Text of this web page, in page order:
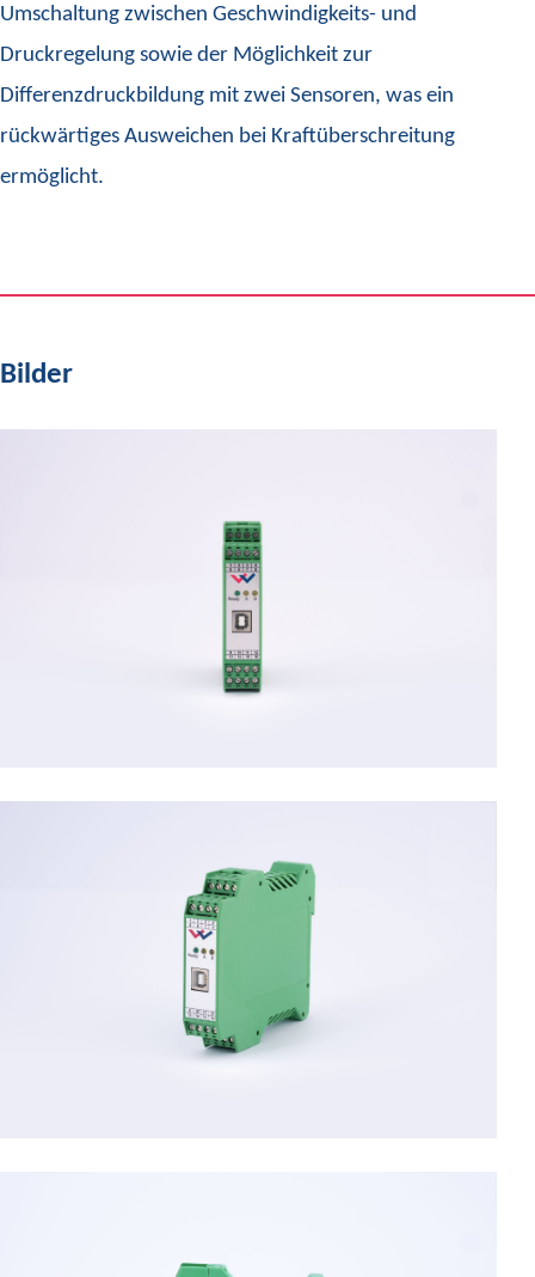
Umschaltung zwischen Geschwindigkeits- und
Druckregelung sowie der Möglichkeit zur
Differenzdruckbildung mit zwei Sensoren, was ein
rückwärtiges Ausweichen bei Kraftüberschreitung
ermöglicht.
Bilder